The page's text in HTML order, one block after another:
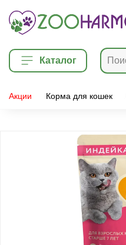
Каталог
Акции Корма для кошек